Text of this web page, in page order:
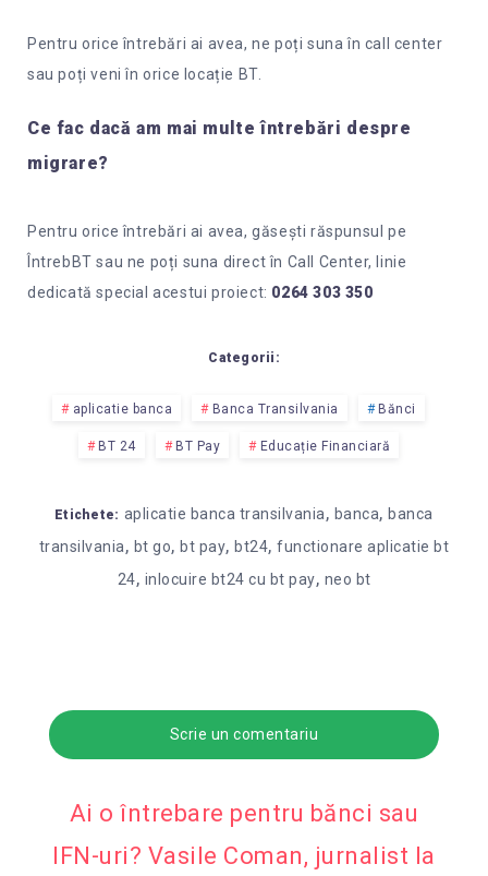
Pentru orice întrebări ai avea, ne poți suna în call center
sau poți veni în orice locație BT.
Ce fac dacă am mai multe întrebări despre
migrare?
Pentru orice întrebări ai avea, găsești răspunsul pe
ÎntrebBT sau ne poți suna direct în Call Center, linie
dedicată special acestui proiect: 0264 303 350
Categorii:
aplicatie banca Banca Transilvania Bănci
BT 24 BT Pay Educație Financiară
Etichete: aplicatie banca transilvania, banca,banca
transilvania, bt go,bt pay,bt24,functionare aplicatie bt
24, inlocuire bt24 cu bt pay, neo bt
Scrie un comentariu
Ai o întrebare pentru bănci sau
IFN-uri? Vasile Coman, jurnalist la